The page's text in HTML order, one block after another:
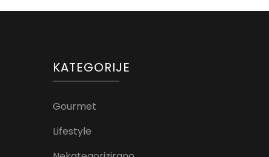
KATEGORIJE
Gourmet
Lifestyle